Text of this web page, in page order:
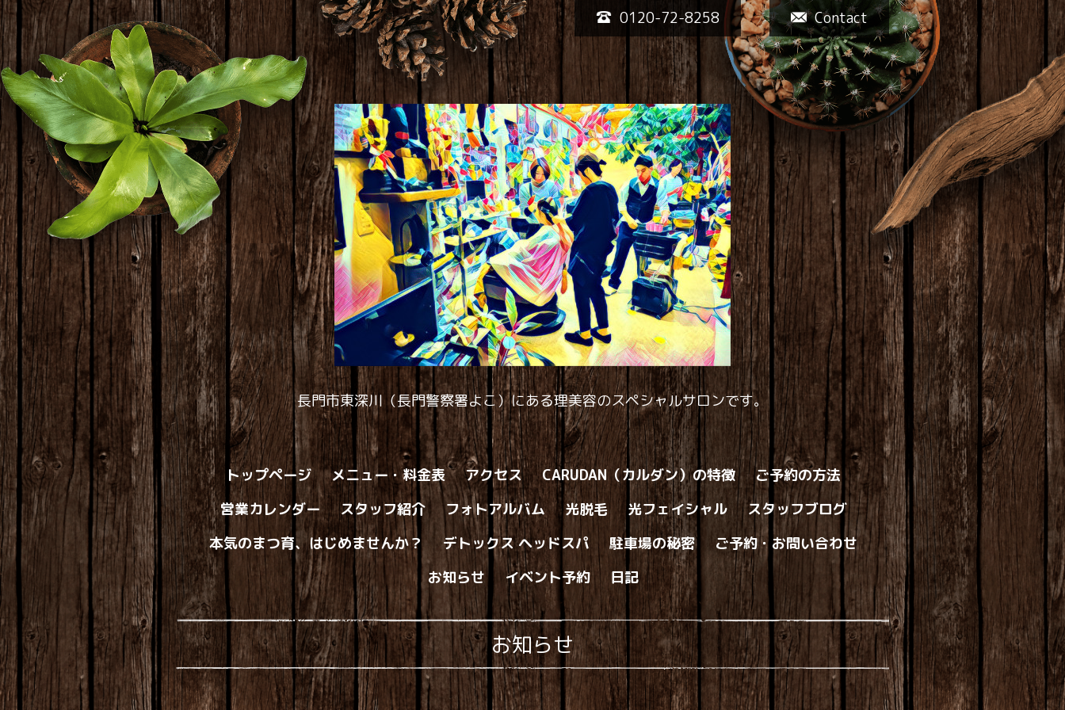
Contact
0120-72-8258
長門市東深川（長門警察署よこ）にある理美容のスペシャルサロンです。
トップページ メニュー・料金表 アクセス CARUDAN（カルダン）の特徴
ご予約の方法
営業カレンダー
スタッフ紹介 フォトアルバム 光脱毛 光フェイシャル
スタッフブログ
本気のまつ育、はじめませんか？
デトックス ヘッドスパ 駐車場の秘密
ご予約・お問い合わせ
お知らせ
イベント予約 日記
お知らせ